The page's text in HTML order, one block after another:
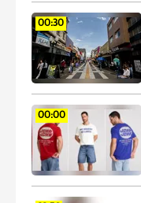
00:30
00:00